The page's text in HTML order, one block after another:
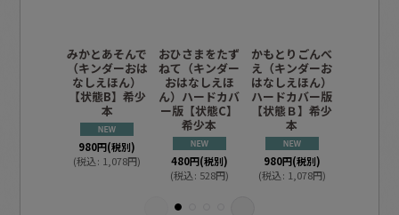
みかとあそんで
（キンダーおは
なしえほん）
【状態B】希少
本
980円(税別)
(税込: 1,078円)
おひさまをたず
ねて（キンダー
おはなしえほ
ん）ハードカバ
ー版【状態C】
希少本
480円(税別)
(税込: 528円)
かもとりごんべ
え（キンダーお
はなしえほん）
ハードカバー版
【状態Ｂ】希少
本
980円(税別)
(税込: 1,078円)